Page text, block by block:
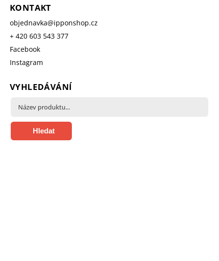
KONTAKT
objednavka@ipponshop.cz
+ 420 603 543 377
Facebook
Instagram
VYHLEDÁVÁNÍ
Hledat